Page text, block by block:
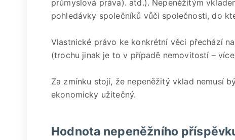
průmyslová práva). atd.). Nepeněžitým
pohledávky společníků vůči společnosti, do
Vlastnické právo ke konkrétní věci přechází
(trochu jinak je to v případě nemovitostí –
Za zmínku stojí, že nepeněžitý vklad nemusí
ekonomicky užitečný.
Hodnota nepeněžního